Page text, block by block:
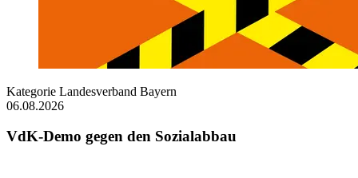
Kategorie Landesverband Bayern
06.08.2026
VdK-Demo gegen den Sozialabbau